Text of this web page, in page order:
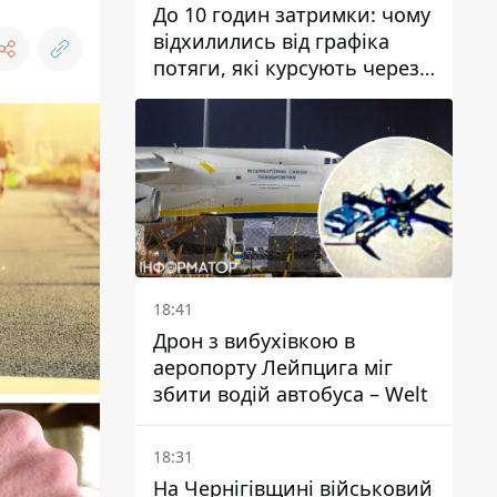
До 10 годин затримки: чому
відхилились від графіка
потяги, які курсують через
Дніпро та область
18:41
Дрон з вибухівкою в
аеропорту Лейпцига міг
збити водій автобуса – Welt
18:31
На Чернігівщині військовий